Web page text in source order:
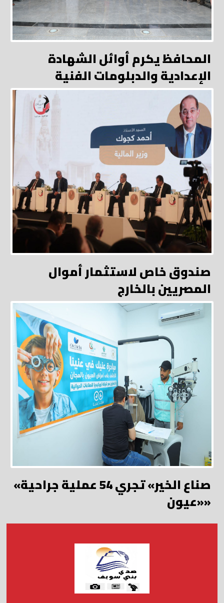
المحافظ يكرم أوائل الشهادة
الإعدادية والدبلومات الفنية
صندوق خاص لاستثمار أموال
المصريين بالخارج
«صناع الخير» تجري 54 عملية جراحية
«عيون»